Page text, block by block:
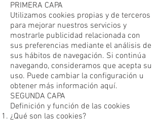
PRIMERA CAPA
Utilizamos cookies propias y de terceros
para mejorar nuestros servicios y
mostrarle publicidad relacionada con
sus preferencias mediante el análisis de
sus hábitos de navegación. Si continúa
navegando, consideramos que acepta su
uso. Puede cambiar la configuración u
obtener más información aquí.
SEGUNDA CAPA
Definición y función de las cookies
¿Qué son las cookies?